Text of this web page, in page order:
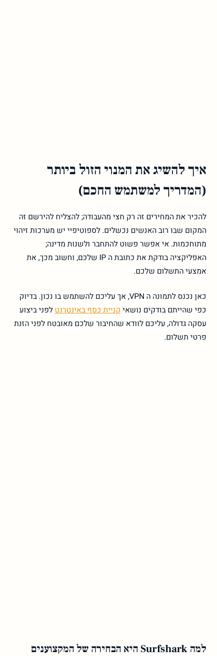
איך להשיג את המנוי הזול ביותר
(המדריך למשתמש החכם)
להכיר את המחירים זה רק חצי מהעבודה; להצליח להירשם זה
המקום שבו רוב האנשים נכשלים. לספוטיפיי יש מערכות זיהוי
מתוחכמות. אי אפשר פשוט להתחבר ולשנות מדינה;
האפליקציה בודקת את כתובת ה IP שלכם, וחשוב מכך, את
אמצעי התשלום שלכם.
כאן נכנס לתמונה ה VPN, אך עליכם להשתמש בו נכון. בדיוק
כפי שהייתם בודקים נושאיקניית כסף באינטרנטלפני ביצוע
עסקה גדולה, עליכם לוודא שהחיבור שלכם מאובטח לפני הזנת
פרטי תשלום.
למה Surfshark היא הבחירה של המקצוענים